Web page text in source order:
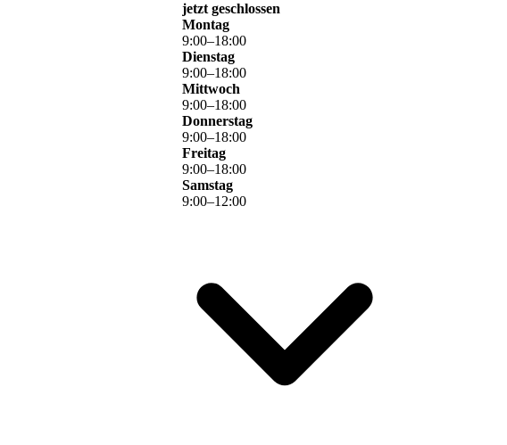
jetzt geschlossen
Montag
9:00–18:00
Dienstag
9:00–18:00
Mittwoch
9:00–18:00
Donnerstag
9:00–18:00
Freitag
9:00–18:00
Samstag
9:00–12:00